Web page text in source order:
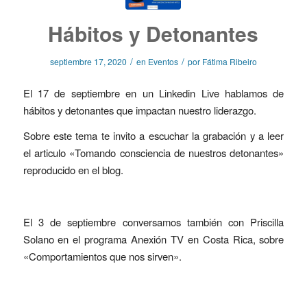
Hábitos y Detonantes
septiembre 17, 2020 / en Eventos / por Fátima Ribeiro
El 17 de septiembre en un Linkedin Live hablamos de
hábitos y detonantes que impactan nuestro liderazgo.
Sobre este tema te invito a escuchar lagrabación y a leer
el articulo «Tomando consciencia de nuestros detonantes»
reproducido en el blog.
El 3 de septiembre conversamos también con Priscilla
Solano en el programa Anexión TV en Costa Rica, sobre
«Comportamientos que nos sirven».